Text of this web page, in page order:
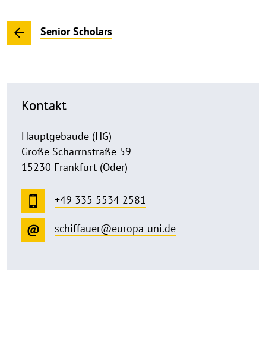
Senior Scholars
Kontakt
Hauptgebäude (HG)
Große Scharrnstraße 59
15230 Frankfurt (Oder)
+49 335 5534 2581
schiffauer@europa-uni.de